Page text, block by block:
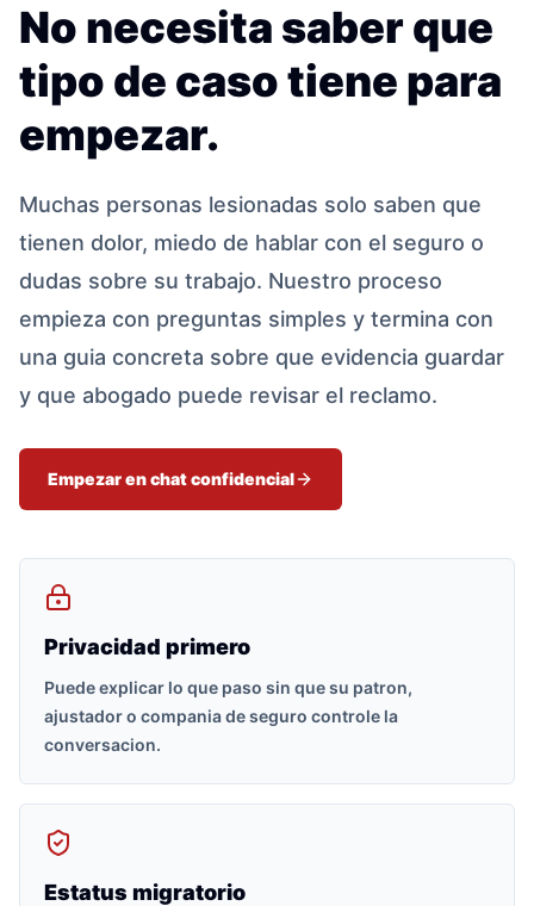
No necesita saber que
tipo de caso tiene para
empezar.
Muchas personas lesionadas solo saben que
tienen dolor, miedo de hablar con el seguro o
dudas sobre su trabajo. Nuestro proceso
empieza con preguntas simples y termina con
una guia concreta sobre que evidencia guardar
y que abogado puede revisar el reclamo.
Empezar en chat confidencial
Privacidad primero
Puede explicar lo que paso sin que su patron,
ajustador o compania de seguro controle la
conversacion.
Estatus migratorio